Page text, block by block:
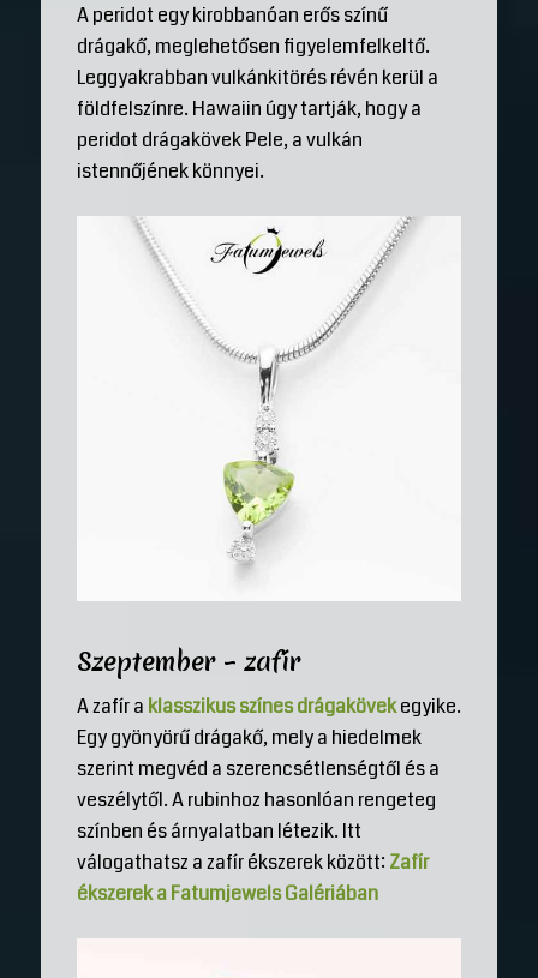
A peridot egy kirobbanóan erős színű
drágakő, meglehetősen figyelemfelkeltő.
Leggyakrabban vulkánkitörés révén kerül a
földfelszínre. Hawaiin úgy tartják, hogy a
peridot drágakövek Pele, a vulkán
istennőjének könnyei.
Szeptember – zafír
A zafír a klasszikus színes drágakövekegyike.
Egy gyönyörű drágakő, mely a hiedelmek
szerint megvéd a szerencsétlenségtől és a
veszélytől. A rubinhoz hasonlóan rengeteg
színben és árnyalatban létezik. Itt
válogathatsz a zafír ékszerek között: Zafír
ékszerek a Fatumjewels Galériában